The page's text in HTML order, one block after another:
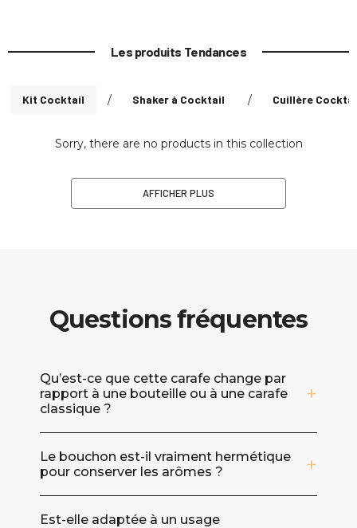
Les produits Tendances
Kit Cocktail / Shaker à Cocktail / Cuillère
Sorry, there are no products in this collection
AFFICHER PLUS
Questions fréquentes
Qu’est-ce que cette carafe change par
rapport à une bouteille ou à une carafe
classique ?
présentation plus soignée sur un bar ou un
chariot, et une dégustation mieux maîtrisée.
Son verre de haute qualité met en valeur la
robe du whisky, et le bouchon hermétique
Le bouchon est-il vraiment hermétique
pour conserver les arômes ?
fermeture hermétique, ce qui aide à
Est-elle adaptée à un usage